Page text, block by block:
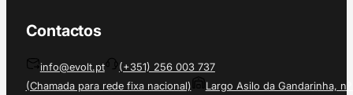
Contactos
info@evolt.pt
(+351) 256 003 737
(Chamada para rede fixa nacional)
Largo Asilo da Gandarinha, nº